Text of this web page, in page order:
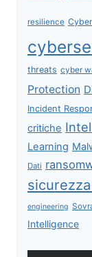
resilience
threats cyber
Protection
Incident
critiche
Learning
Dati
engineering
Intelligence